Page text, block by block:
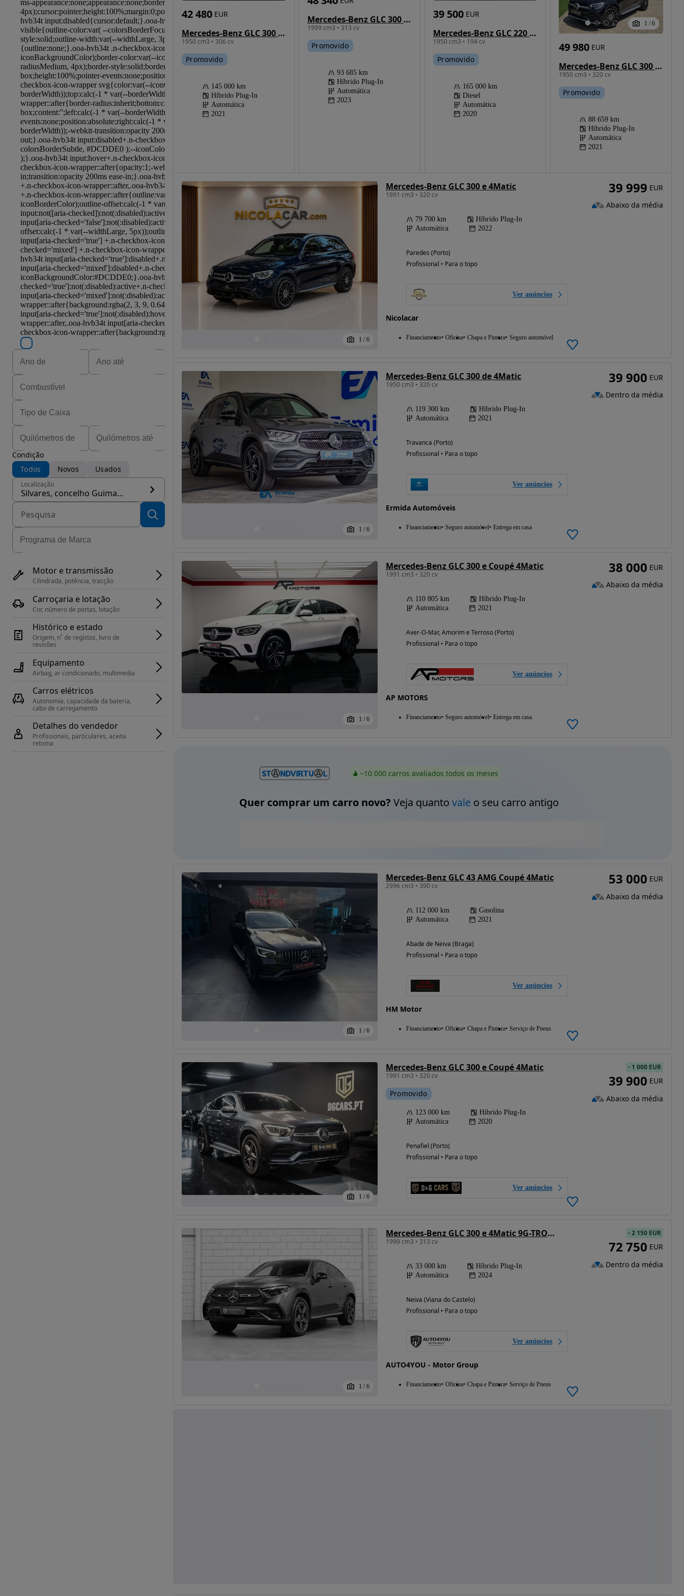
Possibilidade de
financiamento
Condição
Todos
Novos Usados
Localização
Silvares, concelho Guimarães
Motor e transmissão
Cilindrada, potência, tracção
Carroçaria e lotação
Cor, número de portas, lotação
Histórico e estado
Origem, n˚ de registos, livro de
revisões
Equipamento
Airbag, ar condicionado, multimedia
Carros elétricos
Autonomia, capacidade da bateria,
cabo de carregamento
Detalhes do vendedor
Profissionais, particulares, aceita
retoma
Mercedes-Benz GLC 300 de 4Matic 9G-TRONIC AMG Line Plus
1950 cm3 • 306 cv
42 480 EUR
Promovido
145 000 km
Híbrido Plug-In
Automática
2021
Mercedes-Benz GLC 300 e 4Matic
1999 cm3 • 313 cv
Promovido
93 685 km
Híbrido Plug-In
Automática
2023
Mercedes-Benz GLC 220 d Coupé 4Matic Edition
1950 cm3 • 194 cv
39 500 EUR
Promovido
165 000 km
Diesel
Automática
2020
1 / 6
Mercedes-Benz GLC 300 de Coupé 4Matic
1950 cm3 • 320 cv
49 980 EUR
Promovido
88 659 km
Híbrido Plug-In
Automática
2021
1 / 6
Mercedes-Benz GLC 300 e 4Matic
1991 cm3 • 320 cv
79 700 km
Híbrido Plug-In
Automática
2022
Paredes (Porto)
Profissional • Para o topo
Ver anúncios
Nicolacar
Financiamento Oficina Chapa e Pintura Seguro automóvel
39 999 EUR
Abaixo da média
1 / 6
Mercedes-Benz GLC 300 de 4Matic
1950 cm3 • 320 cv
119 300 km
Híbrido Plug-In
Automática
2021
Travanca (Porto)
Profissional • Para o topo
Ver anúncios
Ermida Automóveis
Financiamento Seguro automóvel Entrega em casa
39 900 EUR
Dentro da média
1 / 6
Mercedes-Benz GLC 300 e Coupé 4Matic
1991 cm3 • 320 cv
110 805 km
Híbrido Plug-In
Automática
2021
Aver-O-Mar, Amorim e Terroso (Porto)
Profissional • Para o topo
Ver anúncios
AP MOTORS
Financiamento Seguro automóvel Entrega em casa
38 000 EUR
Abaixo da média
~10 000 carros avaliados todos os meses
Quer comprar um carro novo? Veja quanto valeo seu carro antigo
1 / 6
Mercedes-Benz GLC 43 AMG Coupé 4Matic
2996 cm3 • 390 cv
112 000 km
Gasolina
Automática
2021
Abade de Neiva (Braga)
Profissional • Para o topo
Ver anúncios
HM Motor
Financiamento Oficina Chapa e Pintura Serviço de Pneus
53 000 EUR
Abaixo da média
1 / 6
Mercedes-Benz GLC 300 e Coupé 4Matic
1991 cm3 • 320 cv
Promovido
123 000 km
Híbrido Plug-In
Automática
2020
Penafiel (Porto)
Profissional • Para o topo
Ver anúncios
- 1 000 EUR
39 900 EUR
Abaixo da média
1 / 6
Mercedes-Benz GLC 300 e 4Matic 9G-TRONIC Edition AMG Line
1999 cm3 • 313 cv
33 000 km
Híbrido Plug-In
Automática
2024
Neiva (Viana do Castelo)
Profissional • Para o topo
Ver anúncios
AUTO4YOU - Motor Group
Financiamento Oficina Chapa e Pintura Serviço de Pneus
-2 150 EUR
72 750 EUR
Dentro da média